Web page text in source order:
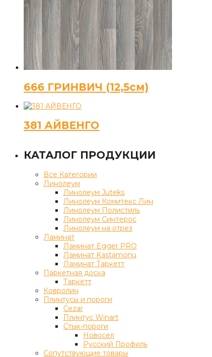
666 ГРИНВИЧ (12,5см)
381 АЙВЕНГО
КАТАЛОГ ПРОДУКЦИИ
Все Категории
Линолеум
Линолеум Juteks
Линолеум Комитекс Лин
Линолеум Полистиль
Линолеум Синтерос
Линолеум на отрез
Ламинат
Ламинат Egger PRO
Ламинат Kastamonu
Ламинат Таркетт
Паркетная доска
Таркетт
Ковролин
Плинтусы и пороги
Cezar
Плинтус Winart
Стык-пороги
Новосел
Русский Профиль
Сопутствующие товары